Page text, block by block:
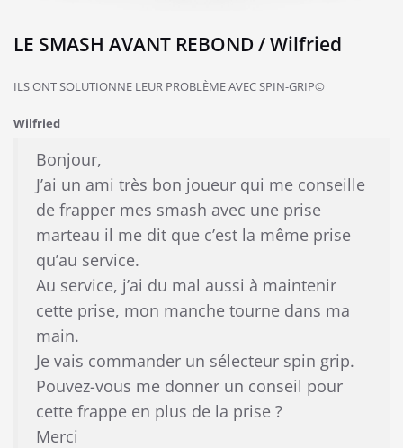
LE SMASH AVANT REBOND / Wilfried
ILS ONT SOLUTIONNE LEUR PROBLÈME AVEC SPIN-GRIP©
Wilfried
Bonjour,
J’ai un ami très bon joueur qui me conseille
de frapper mes smash avec une prise
marteau il me dit que c’est la même prise
qu’au service.
Au service, j’ai du mal aussi à maintenir
cette prise, mon manche tourne dans ma
main.
Je vais commander un sélecteur spin grip.
Pouvez-vous me donner un conseil pour
cette frappe en plus de la prise ?
Merci